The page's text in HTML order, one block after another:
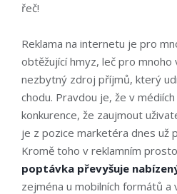
řeč!
Reklama na internetu je pro
obtěžující hmyz, leč pro
nezbytný zdroj příjmů, který
chodu. Pravdou je, že v
konkurence, že zaujmout
je z pozice marketéra dnes už
Kromě toho v reklamním
poptávka převyšuje
zejména u mobilních formátů a